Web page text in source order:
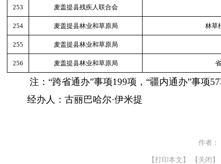
253 麦盖提县残疾人联合会
254 麦盖提县林业和草原局 林草
255 麦盖提县林业和草原局
256 麦盖提县林业和草原局
注：“跨省通办”事项199项，“疆内通办”事项
经办人：古丽巴哈尔·伊米提
作者：
【打印本文】 【关闭】